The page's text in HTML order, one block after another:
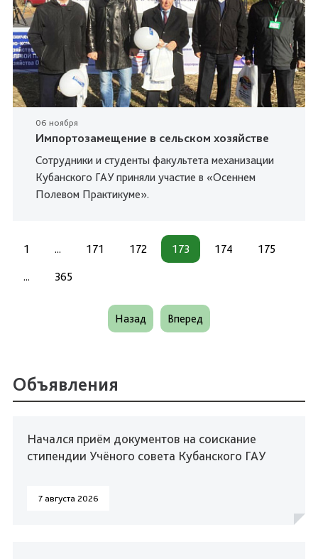
06 ноября
Импортозамещение в сельском хозяйстве
Сотрудники и студенты факультета механизации
Кубанского ГАУ приняли участие в «Осеннем
Полевом Практикуме».
1 ... 171 172 173 174 175
... 365
Назад Вперед
Объявления
Начался приём документов на соискание
стипендии Учёного совета Кубанского ГАУ
7 августа 2026